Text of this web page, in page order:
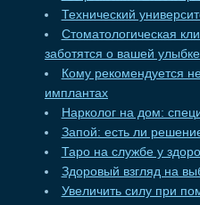
Технический
Стоматологическая
заботятся о вашей улыбке
Кому рекомендуется
имплантах
Нарколог на дом:
Запой: есть ли
Таро на службе у
Здоровый взгляд на
Увеличить силу при